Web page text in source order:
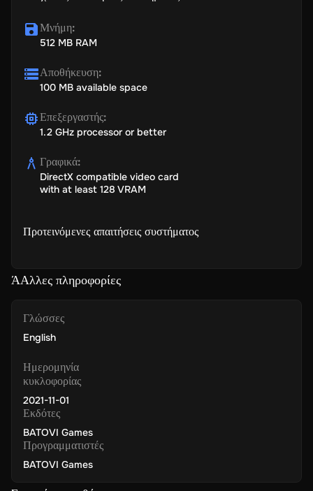
Μνήμη:
512 MB RAM
Αποθήκευση:
100 MB available space
Επεξεργαστής:
1.2 GHz processor or better
Γραφικά:
DirectX compatible video card
with at least 128 VRAM
Προτεινόμενες απαιτήσεις συστήματος
ΆΑλλες πληροφορίες
Ημερομηνία
κυκλοφορίας
2021-11-01
Εκδότες
BATOVI Games
Προγραμματιστές
BATOVI Games
Γλώσσες
English